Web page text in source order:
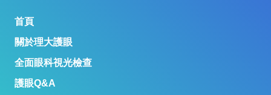
首頁
關於理大護眼
全面眼科視光檢查
護眼Q&A